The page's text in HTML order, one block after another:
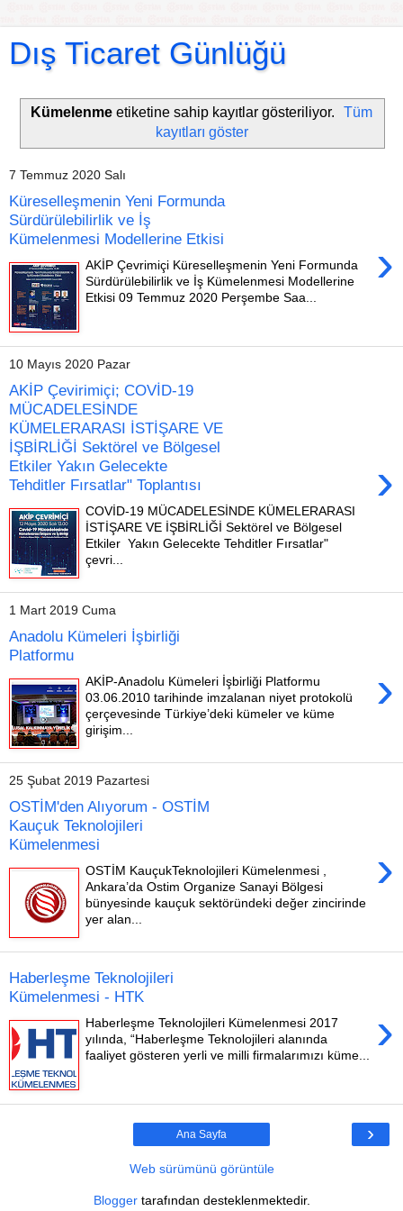
Dış Ticaret Günlüğü
Kümelenmeetiketine sahip kayıtlar gösteriliyor.
Tüm
kayıtları göster
7 Temmuz 2020 Salı
Küreselleşmenin Yeni Formunda
Sürdürülebilirlik ve İş
Kümelenmesi Modellerine Etkisi
›
AKİP Çevrimiçi Küreselleşmenin Yeni Formunda
Sürdürülebilirlik ve İş Kümelenmesi Modellerine
Etkisi 09 Temmuz 2020 Perşembe Saa...
10 Mayıs 2020 Pazar
AKİP Çevirimiçi; COVİD-19
MÜCADELESİNDE
KÜMELERARASI İSTİŞARE VE
İŞBİRLİĞİ Sektörel ve Bölgesel
Etkiler Yakın Gelecekte
Tehditler Fırsatlar" Toplantısı
›
COVİD-19 MÜCADELESİNDE KÜMELERARASI
İSTİŞARE VE İŞBİRLİĞİ Sektörel ve Bölgesel
Etkiler Yakın Gelecekte Tehditler Fırsatlar"
çevri...
1 Mart 2019 Cuma
Anadolu Kümeleri İşbirliği
Platformu
›
AKİP-Anadolu Kümeleri İşbirliği Platformu
03.06.2010 tarihinde imzalanan niyet protokolü
çerçevesinde Türkiye’deki kümeler ve küme
girişim...
25 Şubat 2019 Pazartesi
OSTİM'den Alıyorum - OSTİM
Kauçuk Teknolojileri
Kümelenmesi
›
OSTİM KauçukTeknolojileri Kümelenmesi ,
Ankara’da Ostim Organize Sanayi Bölgesi
bünyesinde kauçuk sektöründeki değer zincirinde
yer alan...
Haberleşme Teknolojileri
Kümelenmesi - HTK
›
Haberleşme Teknolojileri Kümelenmesi 2017
yılında, “Haberleşme Teknolojileri alanında
faaliyet gösteren yerli ve milli firmalarımızı küme...
›
Ana Sayfa
Web sürümünü görüntüle
Bloggertarafından desteklenmektedir.